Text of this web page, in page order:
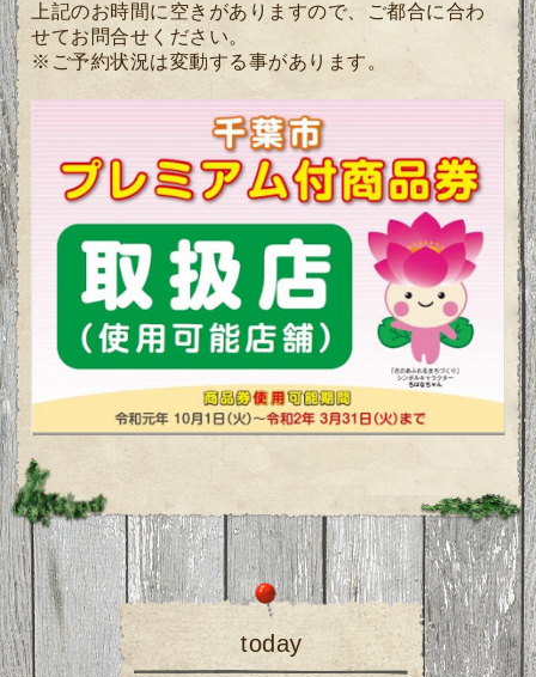
上記のお時間に空きがありますので、ご都合に合わ
せてお問合せください。
※ご予約状況は変動する事があります。
today